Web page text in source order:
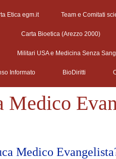
Etica egm.it Team e Comitati
Carta Bioetica (Arezzo 2000)
Militari USA e Medicina Senza
Informato BioDiritti
Medico
Medico